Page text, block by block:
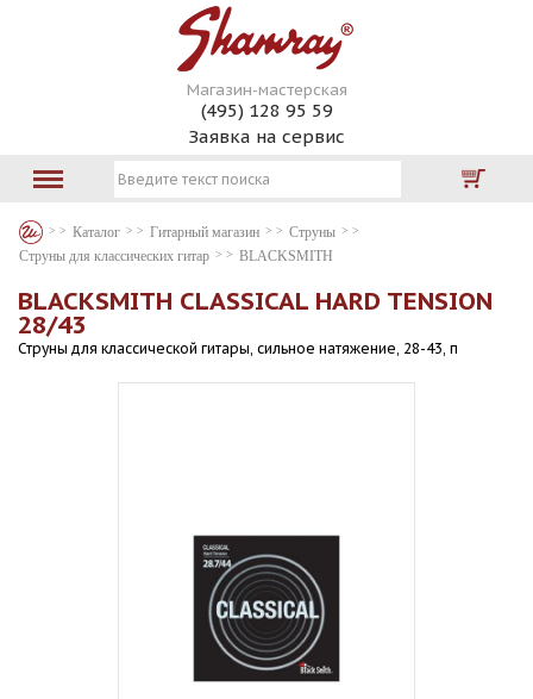
Магазин-мастерская
(495) 128 95 59
Заявка на сервис
Каталог Гитарный магазин
Струны
Струны для классических гитар
BLACKSMITH
BLACKSMITH CLASSICAL HARD TENSION
28/43
Струны для классической гитары, сильное натяжение, 28-43, п